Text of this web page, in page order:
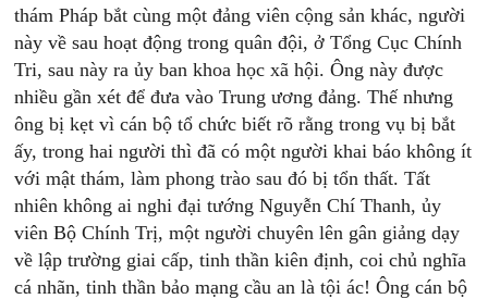
thám Pháp bắt cùng một đảng viên cộng sản khác, người
này về sau hoạt động trong quân đội, ở Tổng Cục Chính
Tri, sau này ra ủy ban khoa học xã hội. Ông này được
nhiều gần xét để đưa vào Trung ương đảng. Thế nhưng
ông bị kẹt vì cán bộ tổ chức biết rõ rằng trong vụ bị bắt
ấy, trong hai người thì đã có một người khai báo không ít
với mật thám, làm phong trào sau đó bị tổn thất. Tất
nhiên không ai nghi đại tướng Nguyễn Chí Thanh, ủy
viên Bộ Chính Trị, một người chuyên lên gân giảng dạy
về lập trường giai cấp, tinh thần kiên định, coi chủ nghĩa
cá nhãn, tinh thần bảo mạng cầu an là tội ác! Ông cán bộ